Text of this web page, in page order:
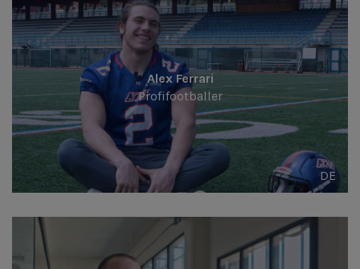
Alex Ferrari
Profifootballer
DE